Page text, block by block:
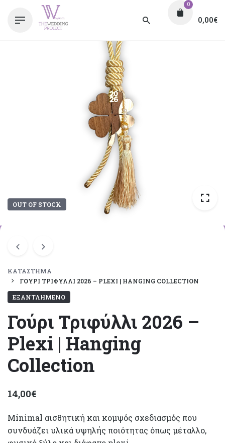
0,00€
0
OUT OF STOCK
ΚΑΤΆΣΤΗΜΑ
ΓΟΎΡΙ ΤΡΙΦΎΛΛΙ 2026 – PLEXI | HANGING COLLECTION
ΕΞΑΝΤΛΗΜΈΝΟ
Γούρι Τριφύλλι 2026 –
Plexi | Hanging
Collection
14,00€
Minimal αισθητική και κομψός σχεδιασμός που
συνδυάζει υλικά υψηλής ποιότητας όπως μέταλλο,